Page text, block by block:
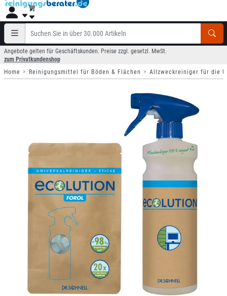
Angebote gelten für Geschäftskunden. Preise zzgl. gesetzl. MwSt.
zum Privatkundenshop
Home
Reinigungsmittel für Böden & Flächen Allzweckreiniger für die